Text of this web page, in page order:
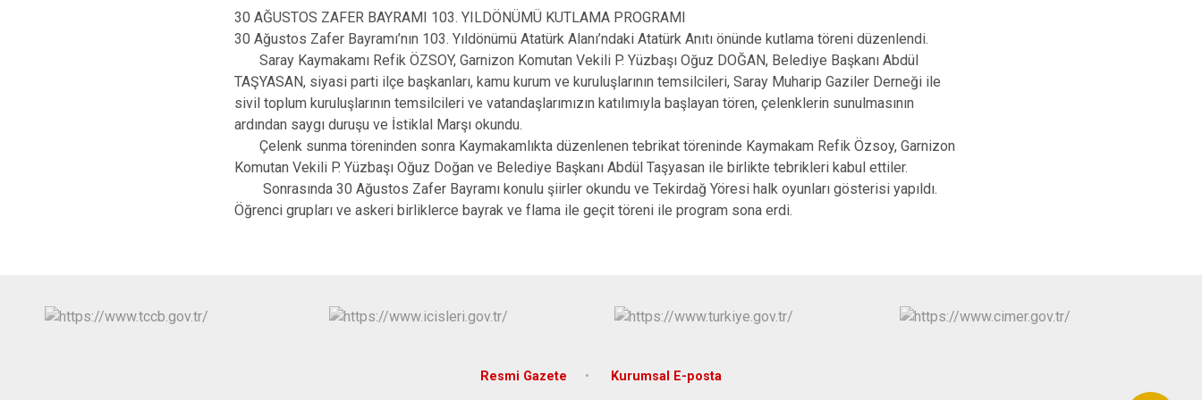
30 AĞUSTOS ZAFER BAYRAMI 103. YILDÖNÜMÜ KUTLAMA PROGRAMI
30 Ağustos Zafer Bayramı’nın 103. Yıldönümü Atatürk Alanı’ndaki Atatürk Anıtı önünde kutlama töreni düzenlendi.
Saray Kaymakamı Refik ÖZSOY, Garnizon Komutan Vekili P. Yüzbaşı Oğuz DOĞAN, Belediye Başkanı Abdül
TAŞYASAN, siyasi parti ilçe başkanları, kamu kurum ve kuruluşlarının temsilcileri, Saray Muharip Gaziler Derneği ile
sivil toplum kuruluşlarının temsilcileri ve vatandaşlarımızın katılımıyla başlayan tören, çelenklerin sunulmasının
ardından saygı duruşu ve İstiklal Marşı okundu.
Çelenk sunma töreninden sonra Kaymakamlıkta düzenlenen tebrikat töreninde Kaymakam Refik Özsoy, Garnizon
Komutan Vekili P. Yüzbaşı Oğuz Doğan ve Belediye Başkanı Abdül Taşyasan ile birlikte tebrikleri kabul ettiler.
Sonrasında 30 Ağustos Zafer Bayramı konulu şiirler okundu ve Tekirdağ Yöresi halk oyunları gösterisi yapıldı.
Öğrenci grupları ve askeri birliklerce bayrak ve flama ile geçit töreni ile program sona erdi.
Resmi Gazete Kurumsal E-posta